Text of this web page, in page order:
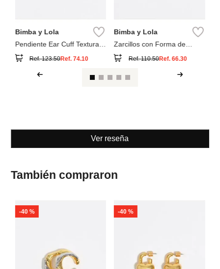
Bimba y Lola
Pendiente Ear Cuff Textura
Bicolor
Ref.123.50Ref.74.10
Bimba y Lola
Zarcillos con Forma de
Corazón Candado Mate
Ref.110.50Ref. 66.30
Ver reseña
También compraron
-40 % -40 %